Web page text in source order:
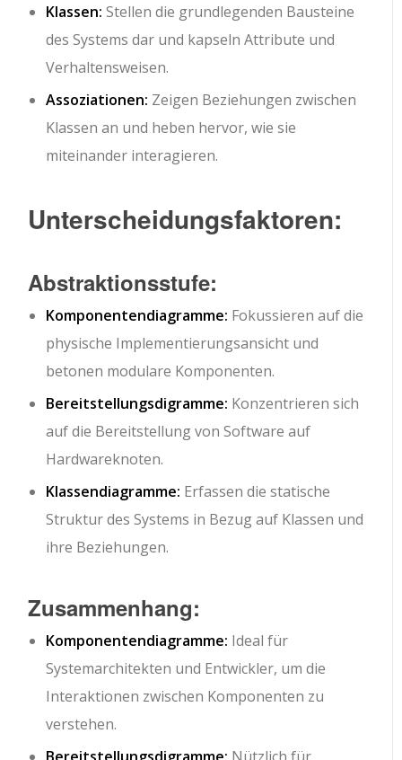
Klassen: Stellen die grundlegenden Bausteine
des Systems dar und kapseln Attribute und
Verhaltensweisen.
Assoziationen: Zeigen Beziehungen zwischen
Klassen an und heben hervor, wie sie
miteinander interagieren.
Unterscheidungsfaktoren:
Abstraktionsstufe:
Komponentendiagramme: Fokussieren auf die
physische Implementierungsansicht und
betonen modulare Komponenten.
Bereitstellungsdigramme: Konzentrieren sich
auf die Bereitstellung von Software auf
Hardwareknoten.
Klassendiagramme: Erfassen die statische
Struktur des Systems in Bezug auf Klassen und
ihre Beziehungen.
Zusammenhang:
Komponentendiagramme: Ideal für
Systemarchitekten und Entwickler, um die
Interaktionen zwischen Komponenten zu
verstehen.